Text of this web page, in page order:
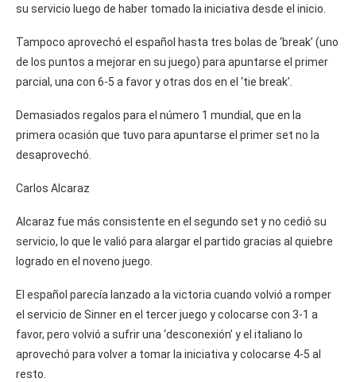
su servicio luego de haber tomado la iniciativa desde el inicio.
Tampoco aprovechó el español hasta tres bolas de ‘break’ (uno
de los puntos a mejorar en su juego) para apuntarse el primer
parcial, una con 6-5 a favor y otras dos en el ‘tie break’.
Demasiados regalos para el número 1 mundial, que en la
primera ocasión que tuvo para apuntarse el primer set no la
desaprovechó.
Carlos Alcaraz
Alcaraz fue más consistente en el segundo set y no cedió su
servicio, lo que le valió para alargar el partido gracias al quiebre
logrado en el noveno juego.
El español parecía lanzado a la victoria cuando volvió a romper
el servicio de Sinner en el tercer juego y colocarse con 3-1 a
favor, pero volvió a sufrir una ‘desconexión’ y el italiano lo
aprovechó para volver a tomar la iniciativa y colocarse 4-5 al
resto.